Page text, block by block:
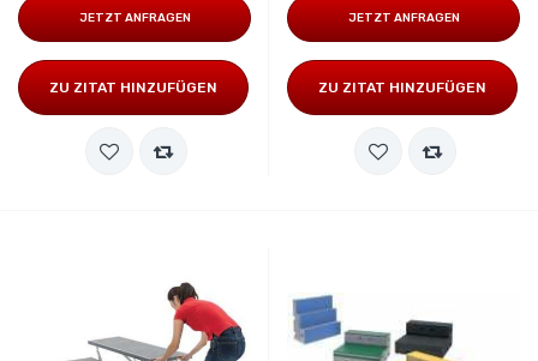
JETZT ANFRAGEN
ZU ZITAT HINZUFÜGEN
JETZT ANFRAGEN
ZU ZITAT HINZUFÜGEN